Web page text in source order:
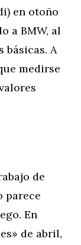
en otoño
a BMW, al
básicas. A
medirse
de
parece
En
de abril,